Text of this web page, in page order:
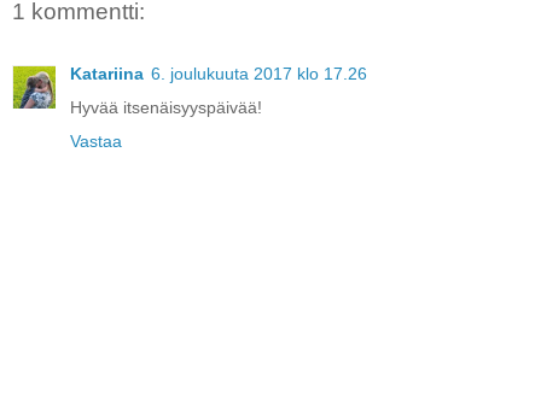
1 kommentti:
Katariina 6. joulukuuta 2017 klo 17.26
Hyvää itsenäisyyspäivää!
Vastaa